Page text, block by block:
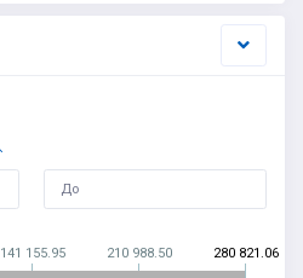
141 155.95 210 988.50 280 821.06